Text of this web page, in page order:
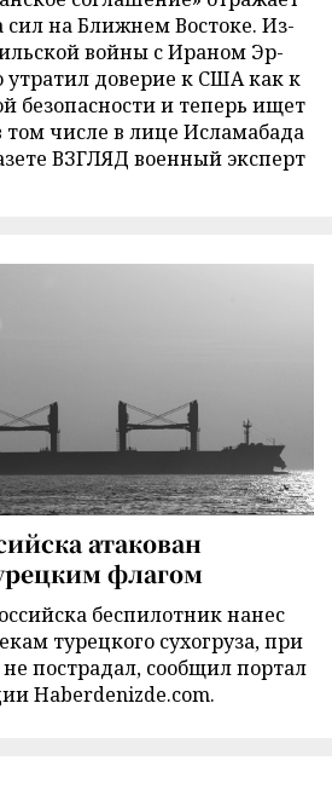
сил на Ближнем Востоке. Из-
войны с Ираном Эр-
утратил доверие к США как к
безопасности и теперь ищет
том числе в лице Исламабада
ВЗГЛЯД военный эксперт
атакован
флагом
беспилотник нанес
турецкого сухогруза, при
пострадал, сообщил портал
Haberdenizde.com.